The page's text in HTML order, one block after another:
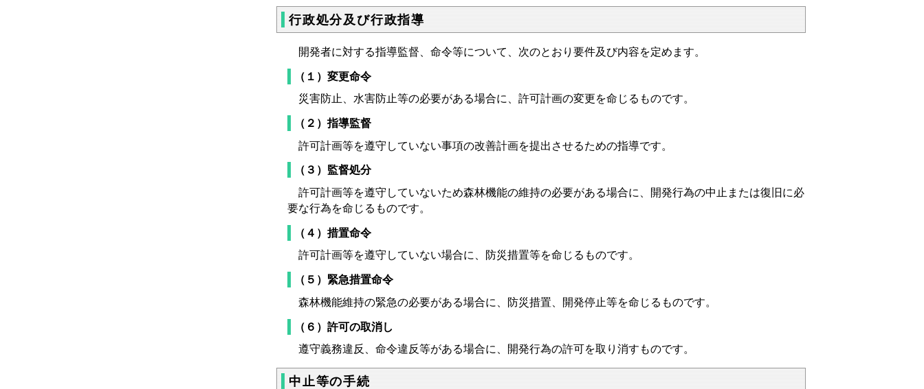
行政処分及び行政指導
開発者に対する指導監督、命令等について、次のとおり要件及び内容を定めます。
（１）変更命令
災害防止、水害防止等の必要がある場合に、許可計画の変更を命じるものです。
（２）指導監督
許可計画等を遵守していない事項の改善計画を提出させるための指導です。
（３）監督処分
許可計画等を遵守していないため森林機能の維持の必要がある場合に、開発行為の中止または復旧に必
要な行為を命じるものです。
（４）措置命令
許可計画等を遵守していない場合に、防災措置等を命じるものです。
（５）緊急措置命令
森林機能維持の緊急の必要がある場合に、防災措置、開発停止等を命じるものです。
（６）許可の取消し
遵守義務違反、命令違反等がある場合に、開発行為の許可を取り消すものです。
中止等の手続